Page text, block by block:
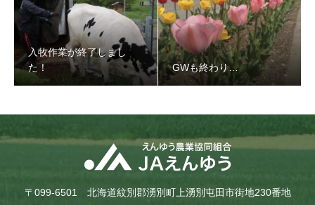
入牧作業が終了しまし
た！
GWも終わり…
〒099-6501 北海道紋別郡湧別町上湧別屯田市街地230番地